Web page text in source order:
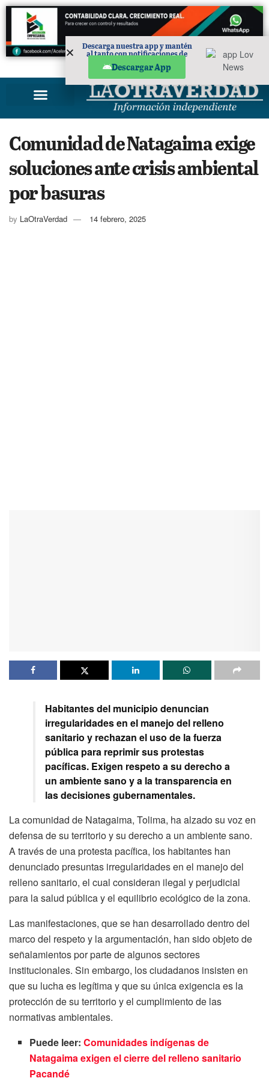
PUBLICIDAD
Comunidad de Natagaima exige
soluciones ante crisis ambiental
por basuras
by LaOtraVerdad 14 febrero, 2025
Habitantes del municipio denuncian
irregularidades en el manejo del relleno
sanitario y rechazan el uso de la fuerza
pública para reprimir sus protestas
pacíficas. Exigen respeto a su derecho a
un ambiente sano y a la transparencia en
las decisiones gubernamentales.
La comunidad de Natagaima, Tolima, ha alzado su voz en
defensa de su territorio y su derecho a un ambiente sano.
A través de una protesta pacífica, los habitantes han
denunciado presuntas irregularidades en el manejo del
relleno sanitario, el cual consideran ilegal y perjudicial
para la salud pública y el equilibrio ecológico de la zona.
Las manifestaciones, que se han desarrollado dentro del
marco del respeto y la argumentación, han sido objeto de
señalamientos por parte de algunos sectores
institucionales. Sin embargo, los ciudadanos insisten en
que su lucha es legítima y que su única exigencia es la
protección de su territorio y el cumplimiento de las
normativas ambientales.
Puede leer:Comunidades indígenas de
Natagaima exigen el cierre del relleno sanitario
Pacandé
Descarga nuestra app y mantén
al tanto con notificaciones de
noticias en tu móvil.
Descargar App